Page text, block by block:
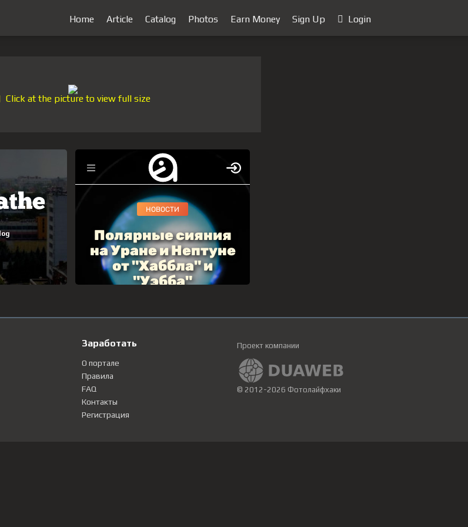
Home Article Catalog Photos Earn Money Sign Up Login
Click at the picture to view full size
Заработать
О портале
Правила
FAQ
Контакты
Регистрация
Проект компании
© 2012-2026 Фотолайфхаки